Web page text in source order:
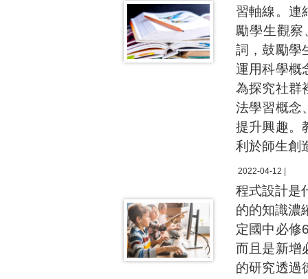
習軸線。連
勵學生觀
詞，鼓勵學
運用科學概
為探究社群
法學習概念
提升興趣。
利於師生創
2022-04-12 |
程式設計是
的的知識濃
定國中必修
而且是新增
的研究透過